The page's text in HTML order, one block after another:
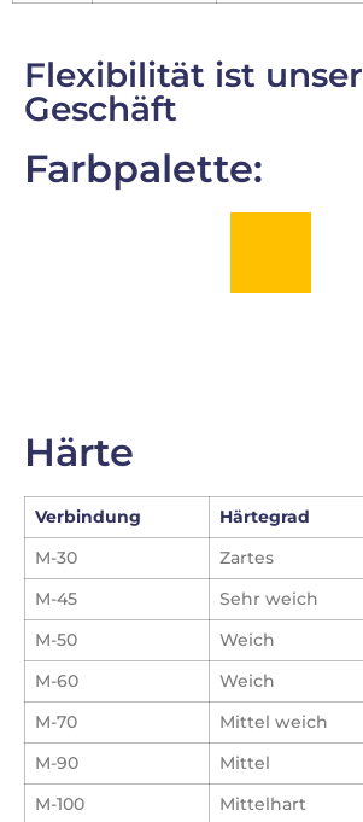
Flexibilität ist unser
Geschäft
Farbpalette:
Härte
Verbindung Härtegrad
M-30
Zartes
M-45
Sehr weich
M-50
Weich
M-60
Weich
M-70
Mittel weich
M-90
Mittel
M-100
Mittelhart